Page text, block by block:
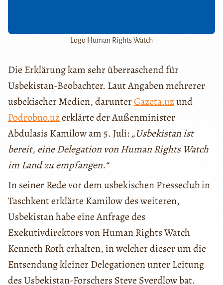
Logo Human Rights Watch
Die Erklärung kam sehr überraschend für
Usbekistan-Beobachter. Laut Angaben mehrerer
usbekischer Medien, darunterGazeta.uzund
Podrobno.uzerklärte der Außenminister
Abdulasis Kamilow am 5. Juli: „Usbekistan ist
bereit, eine Delegation von Human Rights Watch
im Land zu empfangen.“
In seiner Rede vor dem usbekischen Presseclub in
Taschkent erklärte Kamilow des weiteren,
Usbekistan habe eine Anfrage des
Exekutivdirektors von Human Rights Watch
Kenneth Roth erhalten, in welcher dieser um die
Entsendung kleiner Delegationen unter Leitung
des Usbekistan-Forschers Steve Sverdlow bat.